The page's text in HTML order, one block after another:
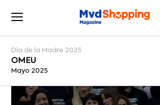
Día de la Madre 2025
OMEU
Mayo 2025